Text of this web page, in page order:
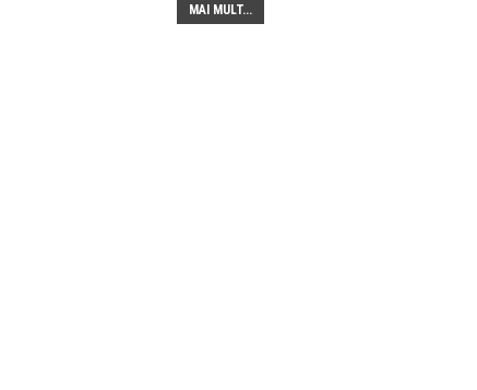
MAI MULT...